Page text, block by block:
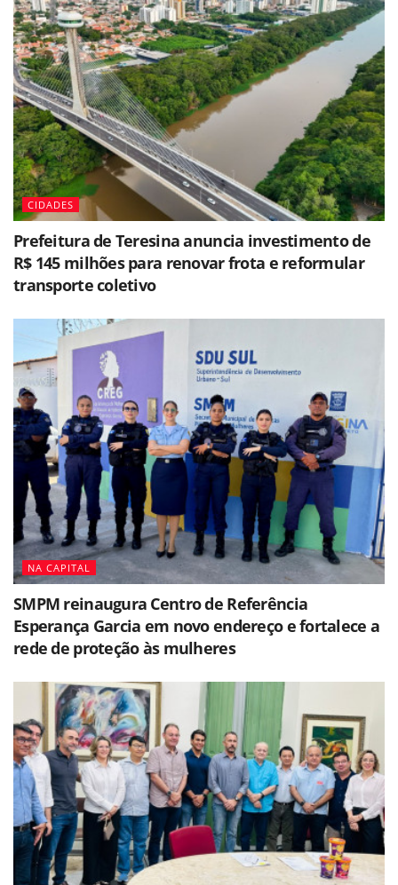
CIDADES
Prefeitura de Teresina anuncia investimento de
R$ 145 milhões para renovar frota e reformular
transporte coletivo
NA CAPITAL
SMPM reinaugura Centro de Referência
Esperança Garcia em novo endereço e fortalece a
rede de proteção às mulheres